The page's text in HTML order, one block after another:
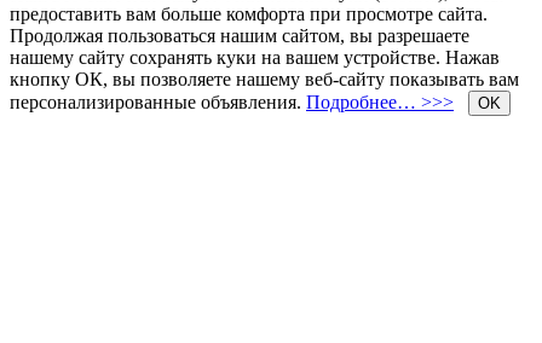
предоставить вам больше комфорта при просмотре сайта.
Продолжая пользоваться нашим сайтом, вы разрешаете
нашему сайту сохранять куки на вашем устройстве. Нажав
кнопку ОК, вы позволяете нашему веб-сайту показывать вам
персонализированные объявления. Подробнее… >>> OK